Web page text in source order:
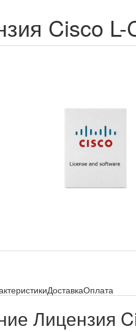
Cisco L-
ДоставкаОплата
Лицензия